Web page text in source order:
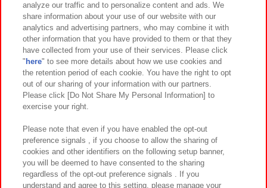
イベント・キャンペーン
関連会社 サステナビリティ サイトポリシー
プライバシーポリシー ウェブアクセシビリティ方針と検証結果
お取引先さまとともに
カスタマーハラスメント対応方針 よくあるご質問・お問い合わせ
analyze our traffic and to personalize content and ads. We
share information about your use of our website with our
analytics and advertising partners, who may combine it with
other information that you have provided to them or that they
have collected from your use of their services. Please click
" here" to see more details about how we use cookies and
the retention period of each cookie. You have the right to opt
out of our sharing of your information with our partners.
Please click [Do Not Share My Personal Information] to
exercise your right.
Please note that even if you have enabled the opt-out
preference signals , if you choose to allow the sharing of
cookies and other identifiers on the following setup banner,
you will be deemed to have consented to the sharing
regardless of the opt-out preference signals . If you
understand and agree to this setting, please manage your